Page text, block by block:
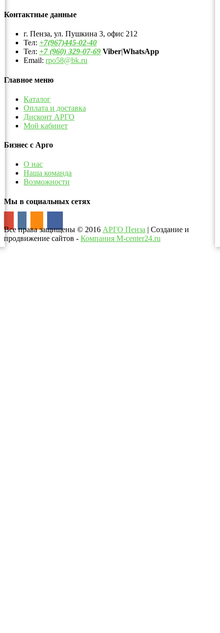
Контактные данные
г. Пенза, ул. Пушкина 3, офис 212
Тел: +7(967)445-02-40
Тел: +7 (960) 329-07-69 Viber|WhatsApp
Email: rpo58@bk.ru
Главное меню
Каталог
Оплата и доставка
Дисконт АРГО
Мой кабинет
Бизнес с Арго
О нас
Наша команда
Возможности
Мы в социальных сетях
Все права защищены © 2016 АРГО Пенза | Создание и
продвижение сайтов - Компания M-center24.ru